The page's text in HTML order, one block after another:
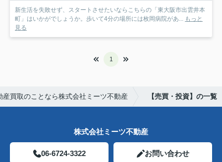
新生活を失敗せず、スタートさせたいならこちらの「東大阪市出雲井本
町」はいかがでしょうか。歩いて4分の場所には枚岡病院があ... もっと
見る
1
産買取のことなら株式会社ミーツ不動産 【売買・投資】の一覧
株式会社ミーツ不動産
06-6724-3322 お問い合わせ